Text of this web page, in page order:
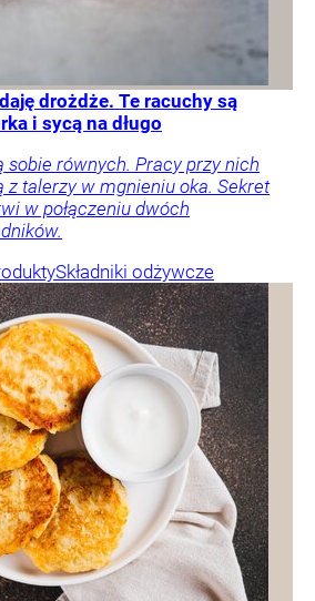
drożdże. Te racuchy są
i sycą na długo
sobie równych. Pracy przy nich
z talerzy w mgnieniu oka. Sekret
w połączeniu dwóch
Składniki odżywcze